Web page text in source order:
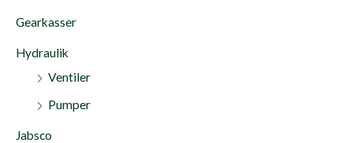
Gearkasser
Hydraulik
Ventiler
Pumper
Jabsco